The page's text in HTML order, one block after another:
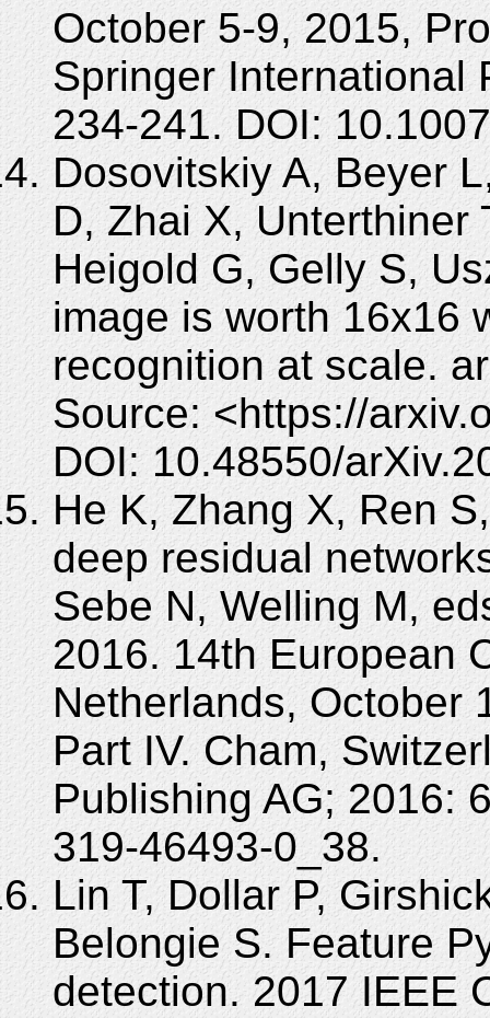
October 5-9, 2015,
Springer International
234-241. DOI:
Dosovitskiy A, Beyer
D, Zhai X, Unterthiner
Heigold G, Gelly S,
image is worth 16x16
recognition at scale.
Source: <https://
DOI: 10.48550/
He K, Zhang X, Ren
deep residual
Sebe N, Welling M,
2016. 14th European
Netherlands, October
Part IV. Cham,
Publishing AG; 2016:
319-46493-0_38.
Lin T, Dollar P,
Belongie S. Feature
detection. 2017 IEEE